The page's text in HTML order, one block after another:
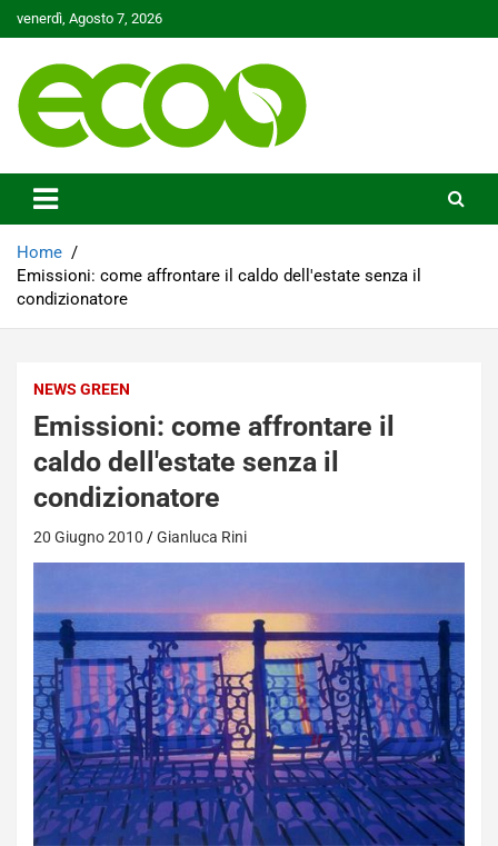
to
venerdì, Agosto 7, 2026
Ecoo.it
Home
Emissioni: come affrontare il caldo dell'estate senza il
condizionatore
NEWS GREEN
Emissioni: come affrontare il
caldo dell'estate senza il
condizionatore
20 Giugno 2010 Gianluca Rini